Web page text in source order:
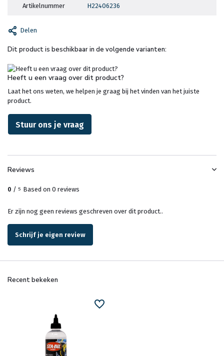
Artikelnummer H22406236
Delen
Dit product is beschikbaar in de volgende varianten:
Heeft u een vraag over dit product?
Laat het ons weten, we helpen je graag bij het vinden van het juiste
product.
Stuur ons je vraag
Reviews
0 / 5 Based on 0 reviews
Er zijn nog geen reviews geschreven over dit product..
Schrijf je eigen review
Recent bekeken